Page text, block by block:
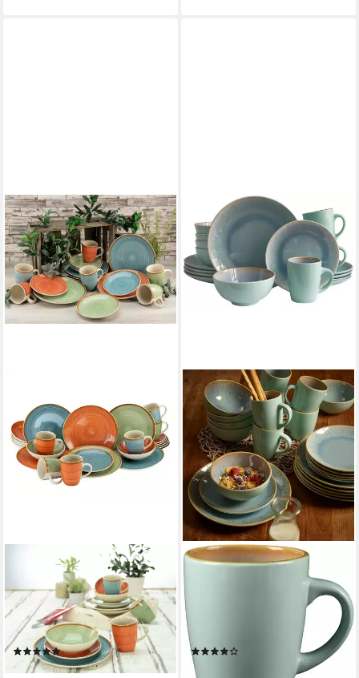
CREATABLE
Kombiservice Geschirr-Set
Country (24-tlg), 6 Personen,
Steinzeug, Service,
Spiraldekor, 24 Teile, für 6
Personen(65)
ab 75,15 € UVP99,99 €
ECHTWERK
Tafelservice Ana Modern-
Design (24-tlg), 6 Personen,
65,74 €